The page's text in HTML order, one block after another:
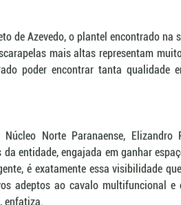
de Azevedo, o plantel encontrado
mais altas representam
poder encontrar tanta qualidade
Norte Paranaense,
entidade, engajada em ganhar
é exatamente essa visibilidade
adeptos ao cavalo multifuncional e
enfatiza.